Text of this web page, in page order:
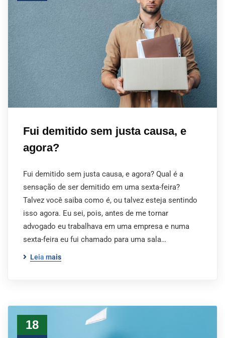
Fui demitido sem justa causa, e
agora?
Fui demitido sem justa causa, e agora? Qual é a
sensação de ser demitido em uma sexta-feira?
Talvez você saiba como é, ou talvez esteja sentindo
isso agora. Eu sei, pois, antes de me tornar
advogado eu trabalhava em uma empresa e numa
sexta-feira eu fui chamado para uma sala…
Leia mais
18